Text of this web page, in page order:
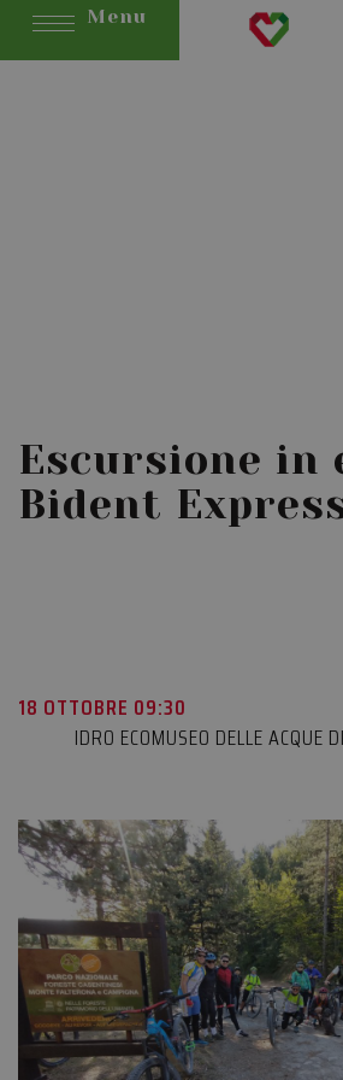
Menu
Escursione in
Bident
18 OTTOBRE 09:30
IDRO ECOMUSEO DELLE ACQUE